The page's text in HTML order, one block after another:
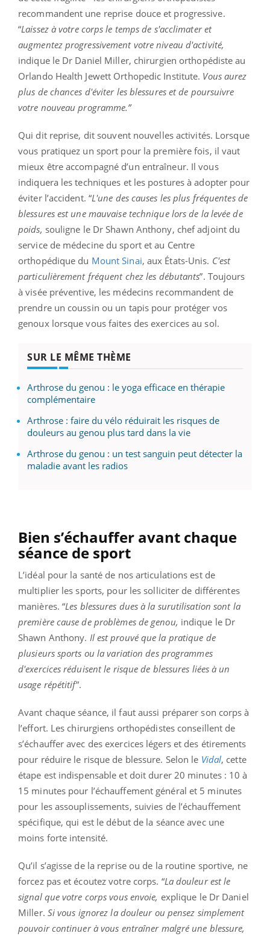
recommandent une reprise douce et progressive.
“Laissez à votre corps le temps de s'acclimater et
augmentez progressivement votre niveau d'activité,
indique le Dr Daniel Miller, chirurgien orthopédiste au
Orlando Health Jewett Orthopedic Institute. Vous aurez
plus de chances d'éviter les blessures et de poursuivre
votre nouveau programme.”
Qui dit reprise, dit souvent nouvelles activités. Lorsque
vous pratiquez un sport pour la première fois, il vaut
mieux être accompagné d’un entraîneur. Il vous
indiquera les techniques et les postures à adopter pour
éviter l’accident. “L'une des causes les plus fréquentes de
blessures est une mauvaise technique lors de la levée de
poids, souligne le Dr Shawn Anthony, chef adjoint du
service de médecine du sport et au Centre
orthopédique du Mount Sinai, aux États-Unis. C'est
particulièrement fréquent chez les débutants”. Toujours
à visée préventive, les médecins recommandent de
prendre un coussin ou un tapis pour protéger vos
genoux lorsque vous faites des exercices au sol.
SUR LE MÊME THÈME
Arthrose du genou : le yoga efficace en thérapie
complémentaire
Arthrose : faire du vélo réduirait les risques de
douleurs au genou plus tard dans la vie
Arthrose du genou : un test sanguin peut détecter la
maladie avant les radios
Bien s’échauffer avant chaque
séance de sport
L’idéal pour la santé de nos articulations est de
multiplier les sports, pour les solliciter de différentes
manières. “Les blessures dues à la surutilisation sont la
première cause de problèmes de genou, indique le Dr
Shawn Anthony. Il est prouvé que la pratique de
plusieurs sports ou la variation des programmes
d'exercices réduisent le risque de blessures liées à un
usage répétitif”.
Avant chaque séance, il faut aussi préparer son corps à
l’effort. Les chirurgiens orthopédistes conseillent de
s’échauffer avec des exercices légers et des étirements
pour réduire le risque de blessure. Selon le Vidal, cette
étape est indispensable et doit durer 20 minutes : 10 à
15 minutes pour l’échauffement général et 5 minutes
pour les assouplissements, suivies de l’échauffement
spécifique, qui est le début de la séance avec une
moins forte intensité.
Qu’il s’agisse de la reprise ou de la routine sportive, ne
forcez pas et écoutez votre corps. “La douleur est le
signal que votre corps vous envoie, explique le Dr Daniel
Miller. Si vous ignorez la douleur ou pensez simplement
pouvoir continuer à vous entraîner malgré une blessure,